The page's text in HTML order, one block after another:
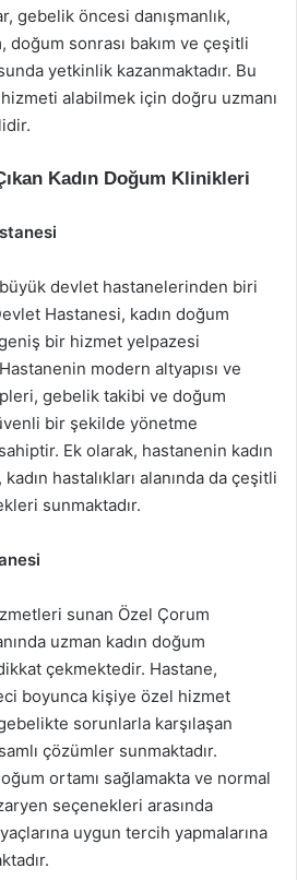
gebelik öncesi danışmanlık,
sonrası bakım ve çeşitli
yetkinlik kazanmaktadır. Bu
alabilmek için doğru uzmanı
Kadın Doğum Klinikleri
büyük devlet hastanelerinden biri
Hastanesi, kadın doğum
bir hizmet yelpazesi
modern altyapısı ve
gebelik takibi ve doğum
bir şekilde yönetme
Ek olarak, hastanenin kadın
hastalıkları alanında da çeşitli
sunmaktadır.
sunan Özel Çorum
uzman kadın doğum
çekmektedir. Hastane,
boyunca kişiye özel hizmet
sorunlarla karşılaşan
çözümler sunmaktadır.
ortamı sağlamakta ve normal
seçenekleri arasında
uygun tercih yapmalarına